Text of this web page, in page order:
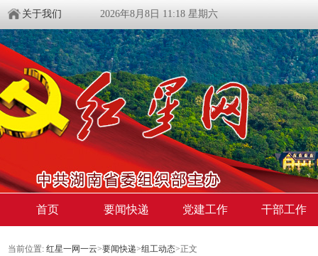
关于我们 2026年8月8日 11:18 星期六
首页 要闻快递 党建工作 干部工作
当前位置: 红星一网一云>要闻快递>组工动态>正文